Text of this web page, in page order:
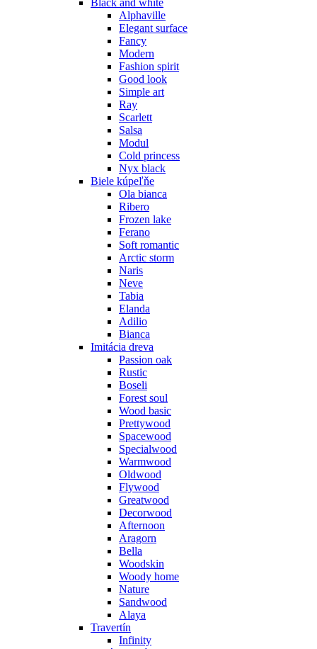
Alphaville
Elegant surface
Fancy
Modern
Fashion spirit
Good look
Simple art
Ray
Scarlett
Salsa
Modul
Cold princess
Nyx black
Biele kúpeľňe
Ola bianca
Ribero
Frozen lake
Ferano
Soft romantic
Arctic storm
Naris
Neve
Tabia
Elanda
Adilio
Bianca
Imitácia dreva
Passion oak
Rustic
Boseli
Forest soul
Wood basic
Prettywood
Spacewood
Specialwood
Warmwood
Oldwood
Flywood
Greatwood
Decorwood
Afternoon
Aragorn
Bella
Woodskin
Woody home
Nature
Sandwood
Alaya
Travertín
Infinity